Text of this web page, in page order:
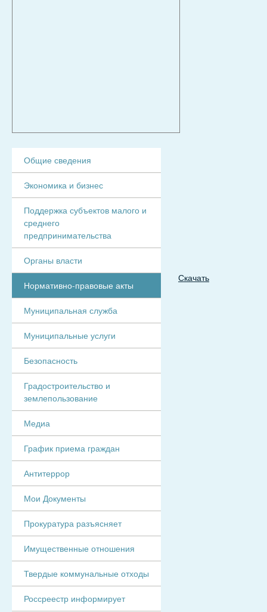
Скачать
Общие сведения
Экономика и бизнес
Поддержка субъектов малого и
среднего
предпринимательства
Органы власти
Нормативно-правовые акты
Муниципальная служба
Муниципальные услуги
Безопасность
Градостроительство и
землепользование
Медиа
График приема граждан
Антитеррор
Мои Документы
Прокуратура разъясняет
Имущественные отношения
Твердые коммунальные отходы
Россреестр информирует